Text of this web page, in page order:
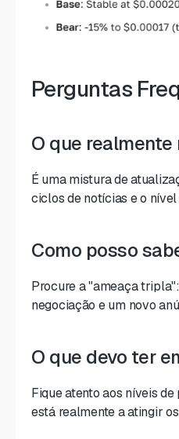
Perguntas
O que realmente
É uma mistura de
ciclos de notícias e o
Como posso
Procure a "ameaça
negociação e um novo
O que devo ter
Fique atento aos níveis
está realmente a atingir